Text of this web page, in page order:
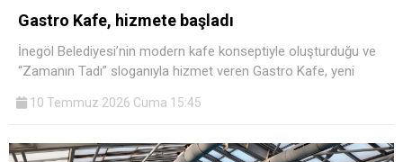
Gastro Kafe, hizmete başladı
İnegöl Belediyesi’nin modern kafe konseptiyle oluşturduğu ve
“Zamanın Tadı” sloganıyla hizmet veren Gastro Kafe, yeni
10 Temmuz 2026 Cuma 15:45